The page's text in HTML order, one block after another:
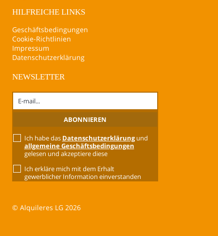
HILFREICHE LINKS
Geschäftsbedingungen
Cookie-Richtlinien
Impressum
Datenschutzerklärung
NEWSLETTER
Ich habe das Datenschutzerklärungund
allgemeine Geschäftsbedingungen
gelesen und akzeptiere diese
Ich erkläre mich mit dem Erhalt
gewerblicher Information einverstanden
© Alquileres LG 2026